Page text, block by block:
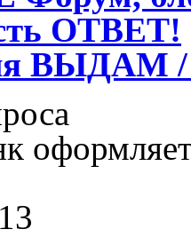
ОТВЕТ!
ВЫДАМ